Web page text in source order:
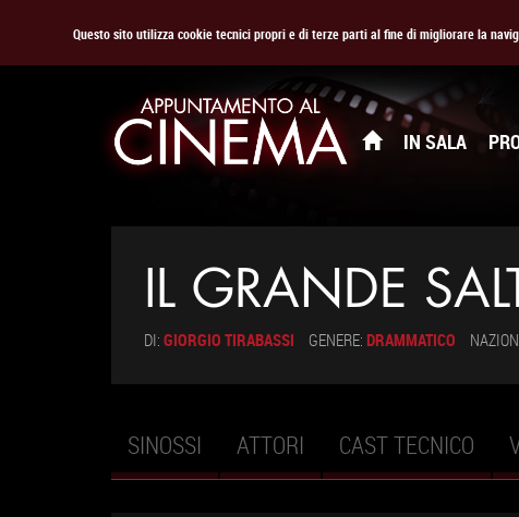
Questo sito utilizza cookie tecnici propri e di terze parti al fine di migliorare la
IN SALA
IL GRANDE
DI: GIORGIO TIRABASSI GENERE: DRAMMATICO
Schede primarie
SINOSSI ATTORI CAST TECNICO